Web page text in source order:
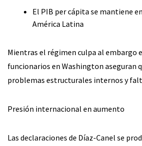
El PIB per cápita se mantiene
América Latina
Mientras el régimen culpa al embargo
funcionarios en Washington aseguran
problemas estructurales internos y
Presión internacional en aumento
Las declaraciones de Díaz-Canel se